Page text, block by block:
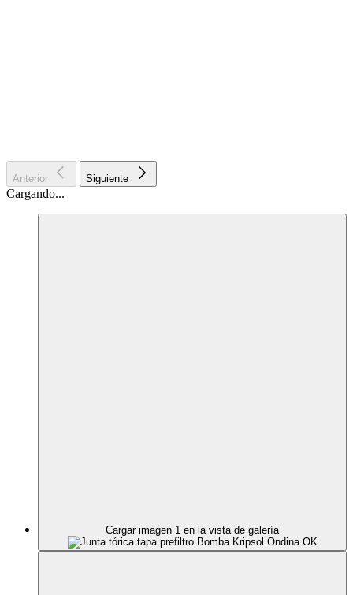
Anterior Siguiente
Cargando...
Cargar imagen 1 en la vista de galería